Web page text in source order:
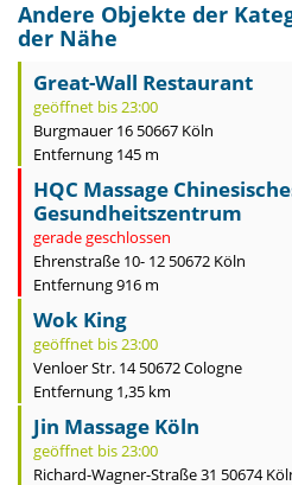
Andere Objekte der
der Nähe
Great-Wall Restaurant
geöffnet bis 23:00
Burgmauer 16 50667 Köln
Entfernung 145 m
HQC Massage
Gesundheitszentrum
gerade geschlossen
Ehrenstraße 10- 12 50672 Köln
Entfernung 916 m
Wok King
geöffnet bis 23:00
Venloer Str. 14 50672 Cologne
Entfernung 1,35 km
Jin Massage Köln
geöffnet bis 23:00
Richard-Wagner-Straße 31 50674